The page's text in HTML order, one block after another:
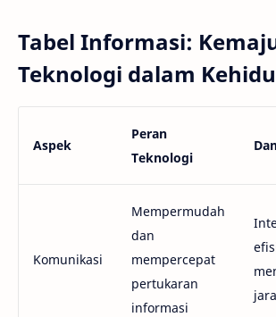
Tabel Informasi:
Teknologi dalam
Aspek
Peran
Teknologi
Komunikasi
Mempermudah
dan
mempercepat
pertukaran
informasi